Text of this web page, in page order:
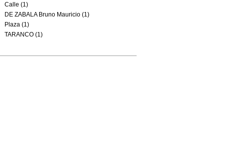
Calle (1)
DE ZABALA Bruno Mauricio (1)
Plaza (1)
TARANCO (1)